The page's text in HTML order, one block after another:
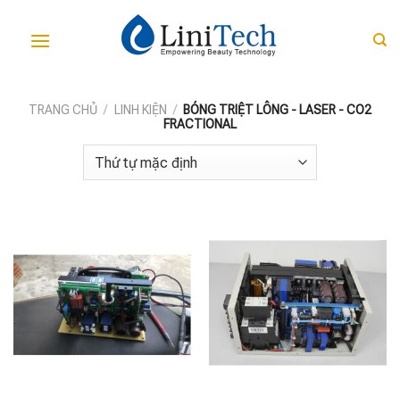
TRANG CHỦ / LINH KIỆN / BÓNG TRIỆT LÔNG - LASER - CO2
FRACTIONAL